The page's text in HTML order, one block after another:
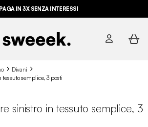
PAGA IN 3X SENZA INTERESSI
Divani
tessuto semplice, 3 posti
sinistro in tessuto semplice, 3